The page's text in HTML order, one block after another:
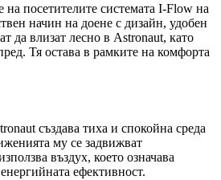
посетителите системата I-Flow на
начин на доене с дизайн, удобен
да влизат лесно в Astronaut, като
Тя остава в рамките на комфорта
създава тиха и спокойна среда
му се задвижват
въздух, което означава
ефективност.